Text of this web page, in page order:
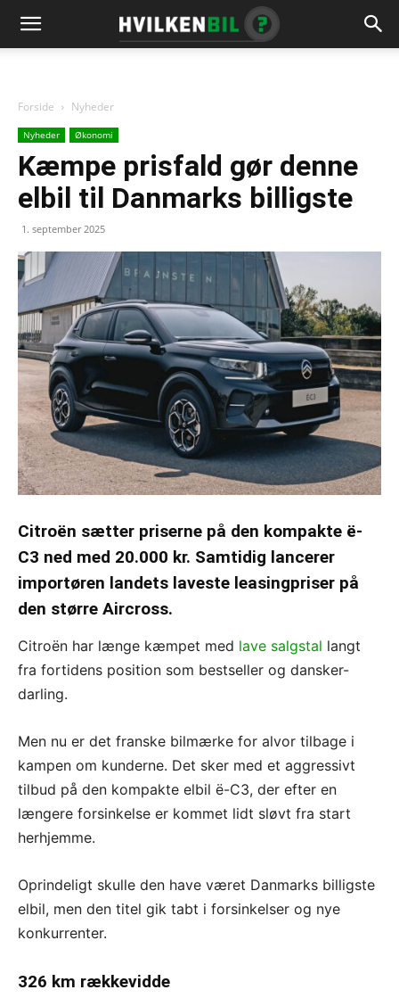
Forside Nyheder
Nyheder Økonomi
Kæmpe prisfald gør denne
elbil til Danmarks billigste
1. september 2025
Citroën sætter priserne på den kompakte ë-
C3 ned med 20.000 kr. Samtidig lancerer
importøren landets laveste leasingpriser på
den større Aircross.
Citroën har længe kæmpet med lave salgstal langt
fra fortidens position som bestseller og dansker-
darling.
Men nu er det franske bilmærke for alvor tilbage i
kampen om kunderne. Det sker med et aggressivt
tilbud på den kompakte elbil ë-C3, der efter en
længere forsinkelse er kommet lidt sløvt fra start
herhjemme.
Oprindeligt skulle den have været Danmarks billigste
elbil, men den titel gik tabt i forsinkelser og nye
konkurrenter.
326 km rækkevidde